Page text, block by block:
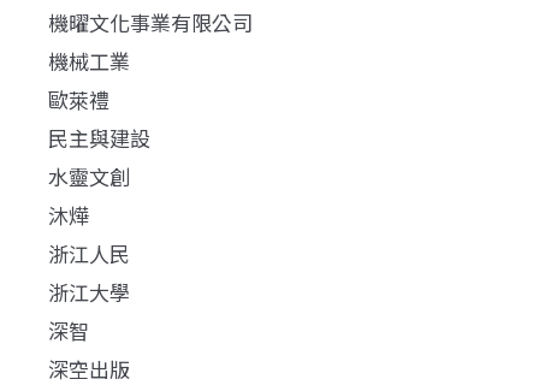
機曜文化事業有限公司
機械工業
歐萊禮
民主與建設
水靈文創
沐燁
浙江人民
浙江大學
深智
深空出版